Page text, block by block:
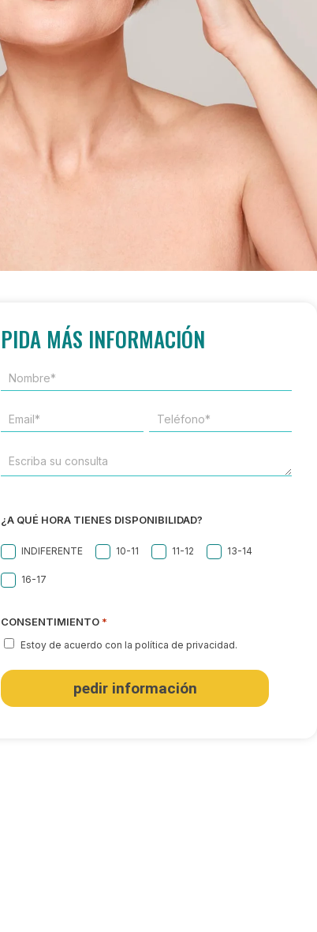
PIDA MÁS INFORMACIÓN
NOMBRE*
*
EMAIL
*
TELÉFONO
*
ESCRIBA
SU
¿A QUÉ HORA TIENES DISPONIBILIDAD?
INDIFERENTE 10-11 11-12 13-14
16-17
CONSENTIMIENTO *
Estoy de acuerdo con la política de privacidad.